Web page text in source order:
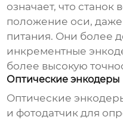
означает, что станок
положение оси,
питания. Они более
инкрементные
более высокую
Оптические энкодеры
Оптические
и фотодатчик для